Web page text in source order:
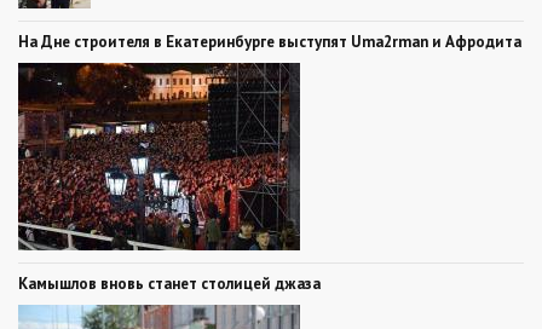
На Дне строителя в Екатеринбурге выступят Uma2rman и Афродита
Камышлов вновь станет столицей джаза